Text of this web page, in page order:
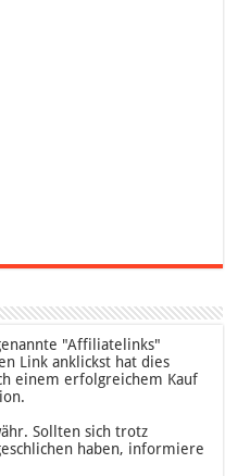
"Affiliatelinks"
Link anklickst hat dies
einem erfolgreichem Kauf
Sollten sich trotz
haben, informiere